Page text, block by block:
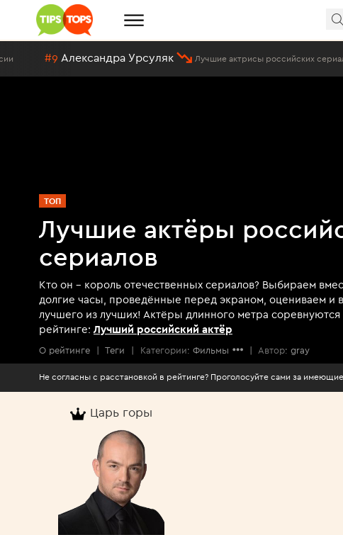
Урсуляк Лучшие актрисы российских сериалов #6
ТОП
Лучшие актёры
сериалов
Кто он – король отечественных сериалов? Выбираем
долгие часы, проведённые перед экраном, оцениваем и
лучшего из лучших! Актёры длинного метра соревнуются
рейтинге: Лучший российский актёр
О рейтинге | Теги | Категории: Фильмы | Автор: gray
Не согласны с расстановкой в рейтинге? Проголосуйте сами за
Царь горы